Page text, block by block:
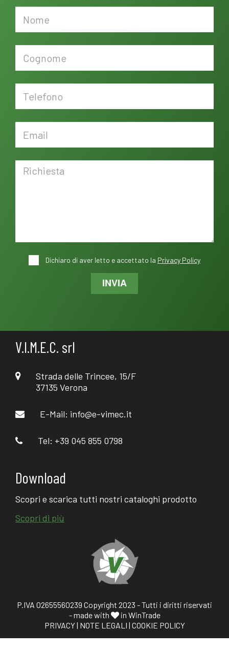
Dichiaro di aver letto e accettato la Privacy Policy
INVIA
V.I.M.E.C. srl
Strada delle Trincee, 15/F
37135 Verona
E-Mail: info@e-vimec.it
Tel: +39 045 855 0798
Download
Scopri e scarica tutti nostri cataloghi prodotto
Scopri di più
P.IVA 02655560239 Copyright 2023 - Tutti i diritti riservati
- made with
in WinTrade
PRIVACY| NOTE LEGALI | COOKIE POLICY